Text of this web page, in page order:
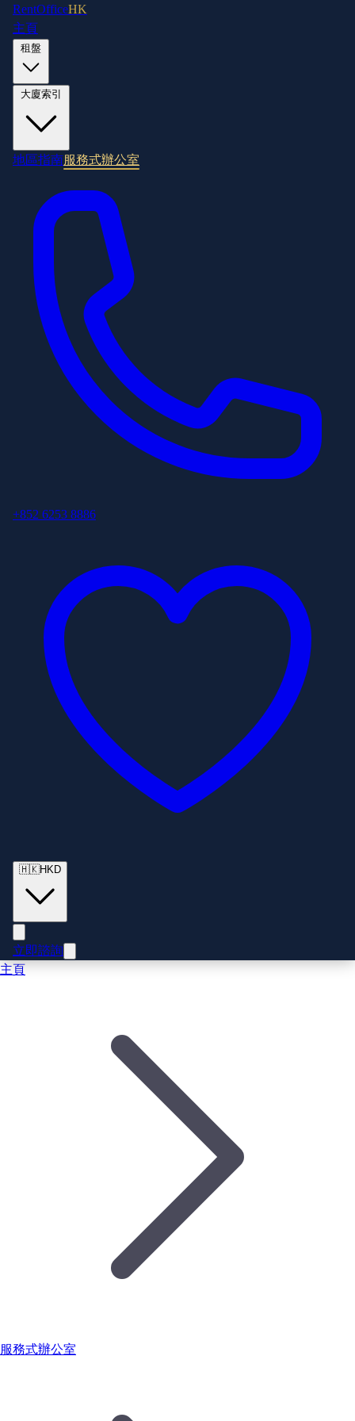
RentOfficeHK
主頁
地區指南服務式辦公室
+852 6253 8886
🇭🇰HKD
立即諮詢
主頁
服務式辦公室